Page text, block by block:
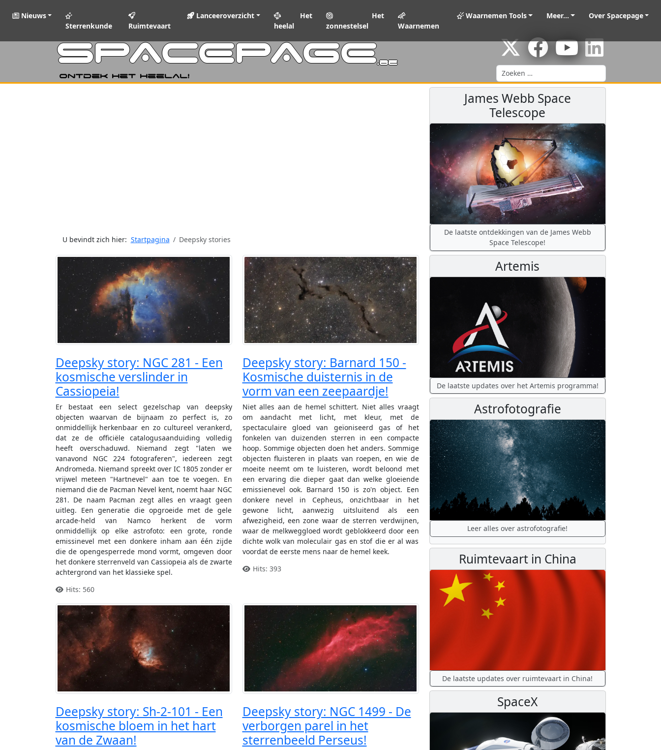
Nieuws
Sterrenkunde
Ruimtevaart
Lanceeroverzicht
Het
heelal
Het
zonnestelsel
Waarnemen
Waarnemen Tools Meer... Over Spacepage
SPACEPAGE.be
Ontdek het heelal!
Zoeken
U bevindt zich hier: Startpagina Deepsky stories
Deepsky story: NGC 281 - Een
kosmische verslinder in
Cassiopeia!
Er bestaat een select gezelschap van deepsky
objecten waarvan de bijnaam zo perfect is, zo
onmiddellijk herkenbaar en zo cultureel verankerd,
dat ze de officiële catalogusaanduiding volledig
heeft overschaduwd. Niemand zegt "laten we
vanavond NGC 224 fotograferen", iedereen zegt
Andromeda. Niemand spreekt over IC 1805 zonder er
vrijwel meteen "Hartnevel" aan toe te voegen. En
niemand die de Pacman Nevel kent, noemt haar NGC
281. De naam Pacman zegt alles en vraagt geen
uitleg. Een generatie die opgroeide met de gele
arcade-held van Namco herkent de vorm
onmiddellijk op elke astrofoto: een grote, ronde
emissinevel met een donkere inham aan één zijde
die de opengesperrede mond vormt, omgeven door
het donkere sterrenveld van Cassiopeia als de zwarte
achtergrond van het klassieke spel.
Hits: 560
Deepsky story: Barnard 150 -
Kosmische duisternis in de
vorm van een zeepaardje!
Niet alles aan de hemel schittert. Niet alles vraagt
om aandacht met licht, met kleur, met de
spectaculaire gloed van geïoniseerd gas of het
fonkelen van duizenden sterren in een compacte
hoop. Sommige objecten doen het anders. Sommige
objecten fluisteren in plaats van roepen, en wie de
moeite neemt om te luisteren, wordt beloond met
een ervaring die dieper gaat dan welke gloeiende
emissienevel ook. Barnard 150 is zo'n object. Een
donkere nevel in Cepheus, onzichtbaar in het
gewone licht, aanwezig uitsluitend als een
afwezigheid, een zone waar de sterren verdwijnen,
waar de melkweggloed wordt geblokkeerd door een
dichte wolk van moleculair gas en stof die er al was
voordat de eerste mens naar de hemel keek.
Hits: 393
Deepsky story: Sh-2-101 - Een
kosmische bloem in het hart
van de Zwaan!
Deepsky story: NGC 1499 - De
verborgen parel in het
sterrenbeeld Perseus!
James Webb Space
Telescope
De laatste ontdekkingen van de James Webb
Space Telescope!
Artemis
De laatste updates over het Artemis programma!
Astrofotografie
Leer alles over astrofotografie!
Ruimtevaart in China
De laatste updates over ruimtevaart in China!
SpaceX